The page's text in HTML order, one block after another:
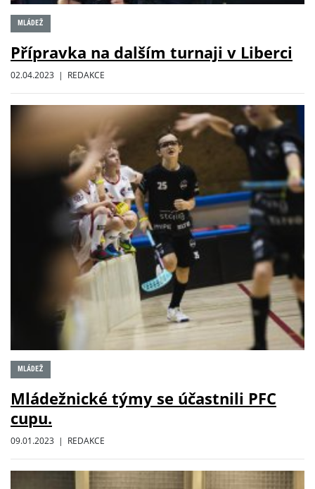
MLÁDEŽ
Přípravka na dalším turnaji v Liberci
02.04.2023 | REDAKCE
MLÁDEŽ
Mládežnické týmy se účastnili PFC
cupu.
09.01.2023 | REDAKCE